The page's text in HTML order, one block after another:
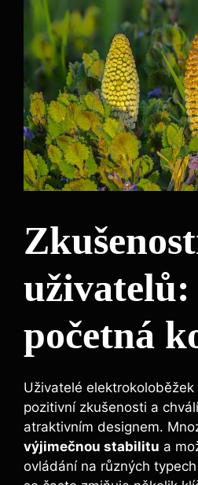
početná
Uživatelé elektrokoloběžek
pozitivní zkušenosti a
atraktivním designem.
výjimečnou stabilitu a
ovládání na různých